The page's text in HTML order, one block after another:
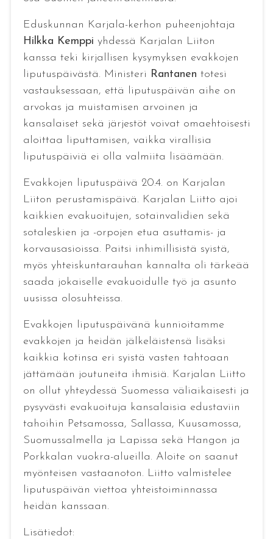
Eduskunnan Karjala-kerhon puheenjohtaja
Hilkka Kemppi yhdessä Karjalan Liiton
kanssa teki kirjallisen kysymyksen evakkojen
liputuspäivästä. Ministeri Rantanen totesi
vastauksessaan, että liputuspäivän aihe on
arvokas ja muistamisen arvoinen ja
kansalaiset sekä järjestöt voivat omaehtoisesti
aloittaa liputtamisen, vaikka virallisia
liputuspäiviä ei olla valmiita lisäämään.
Evakkojen liputuspäivä 20.4. on Karjalan
Liiton perustamispäivä. Karjalan Liitto ajoi
kaikkien evakuoitujen, sotainvalidien sekä
sotaleskien ja -orpojen etua asuttamis- ja
korvausasioissa. Paitsi inhimillisistä syistä,
myös yhteiskuntarauhan kannalta oli tärkeää
saada jokaiselle evakuoidulle työ ja asunto
uusissa olosuhteissa.
Evakkojen liputuspäivänä kunnioitamme
evakkojen ja heidän jälkeläistensä lisäksi
kaikkia kotinsa eri syistä vasten tahtoaan
jättämään joutuneita ihmisiä. Karjalan Liitto
on ollut yhteydessä Suomessa väliaikaisesti ja
pysyvästi evakuoituja kansalaisia edustaviin
tahoihin Petsamossa, Sallassa, Kuusamossa,
Suomussalmella ja Lapissa sekä Hangon ja
Porkkalan vuokra-alueilla. Aloite on saanut
myönteisen vastaanoton. Liitto valmistelee
liputuspäivän viettoa yhteistoiminnassa
heidän kanssaan.
Lisätiedot: